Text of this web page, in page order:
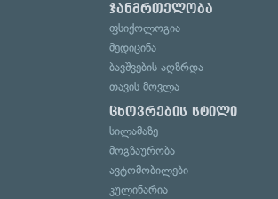
ჯანმრთელობა
ფსიქოლოგია
მედიცინა
ბავშვების აღზრდა
თავის მოვლა
ცხოვრების სტილი
სილამაზე
მოგზაურობა
ავტომობილები
კულინარია